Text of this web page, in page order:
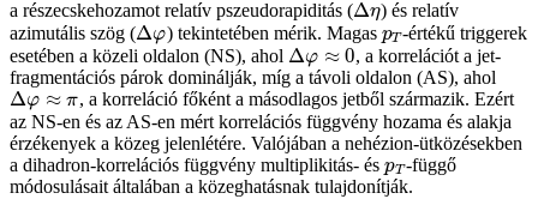
a részecskehozamot relatív pszeudorapiditás (Δη
Δη ) és relatív
azimutális szög (Δφ
Δφ ) tekintetében mérik. Magas pT
pT-értékű triggerek
esetében a közeli oldalon (NS), ahol Δφ ≈ 0
Δφ≈ 0
, a korrelációt a jet-
fragmentációs párok dominálják, míg a távoli oldalon (AS), ahol
Δφ ≈ π
Δφ≈ π
, a korreláció főként a másodlagos jetből származik. Ezért
az NS-en és az AS-en mért korrelációs függvény hozama és alakja
érzékenyek a közeg jelenlétére. Valójában a nehézion-ütközésekben
a dihadron-korrelációs függvény multiplikitás- és pT
pT-függő
módosulásait általában a közeghatásnak tulajdonítják.